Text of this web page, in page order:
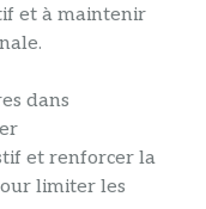
et à maintenir
dans
et renforcer la
limiter les